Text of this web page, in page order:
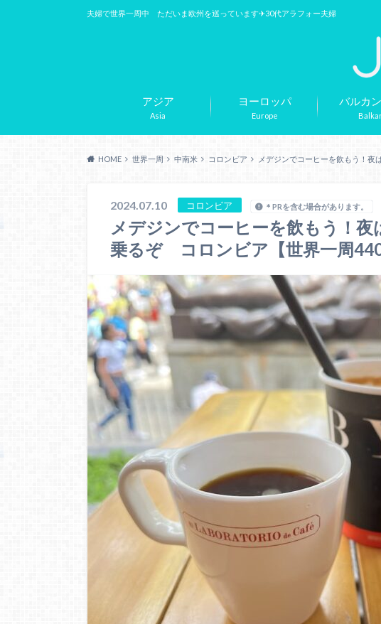
夫婦で世界一周中 ただいま欧州を巡っています✈︎30代アラフォー夫婦
Asia
アジア
Europe
ヨーロッパ バルカ
HOME 世界一周 中南米 コロンビア メデジンでコーヒーを飲もう！
2024.07.10 コロンビア ＊PRを含む場合があります。
メデジンでコーヒーを飲もう！
乗るぞ コロンビア【世界一周440